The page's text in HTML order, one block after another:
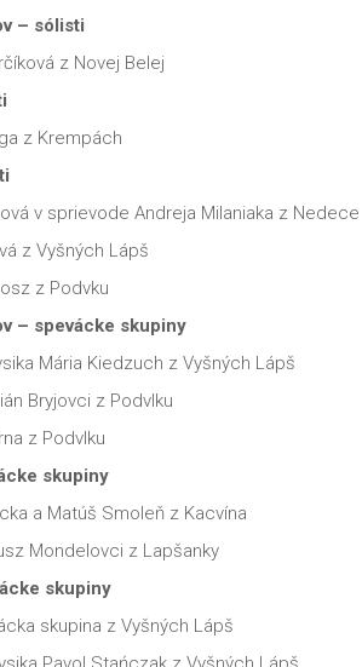
– sólisti
z Novej Belej
z Krempách
v sprievode Andreja Milaniaka z Nedece
z Vyšných Lápš
z Podvku
– spevácke skupiny
Mária Kiedzuch z Vyšných Lápš
Bryjovci z Podvlku
z Podvlku
skupiny
a Matúš Smoleň z Kacvína
Mondelovci z Lapšanky
skupiny
skupina z Vyšných Lápš